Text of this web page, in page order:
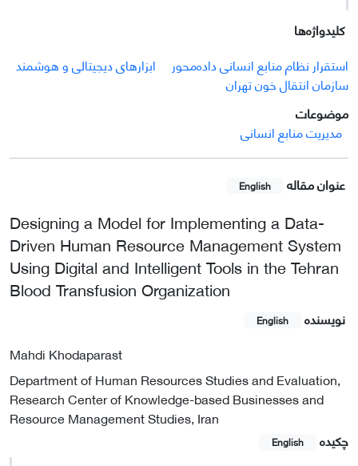
کلیدواژه‌ها
استقرار نظام منابع انسانی داده‌محور
ابزارهای دیجیتالی و هوشمند
سازمان انتقال خون تهران
موضوعات
مدیریت منابع انسانی
عنوان مقاله English
Designing a Model for Implementing a Data-
Driven Human Resource Management System
Using Digital and Intelligent Tools in the Tehran
Blood Transfusion Organization
نویسنده English
Mahdi Khodaparast
Department of Human Resources Studies and Evaluation,
Research Center of Knowledge-based Businesses and
Resource Management Studies, Iran
چکیده
English